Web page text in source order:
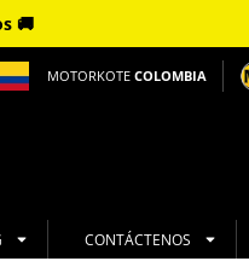
🚚
MOTORKOTE COLOMBIA
CONTÁCTENOS